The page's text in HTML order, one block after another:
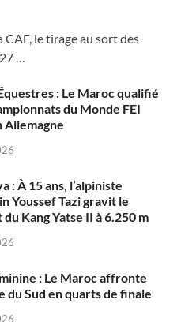
CAF, le tirage au sort des
…
: Le Maroc qualifié
du Monde FEI
Allemagne
: À 15 ans, l’alpiniste
Youssef Tazi gravit le
Kang Yatse II à 6.250 m
: Le Maroc affronte
du Sud en quarts de finale